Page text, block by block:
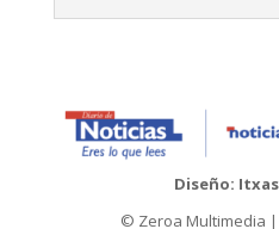
Diseño:
© Zeroa Multimedia |